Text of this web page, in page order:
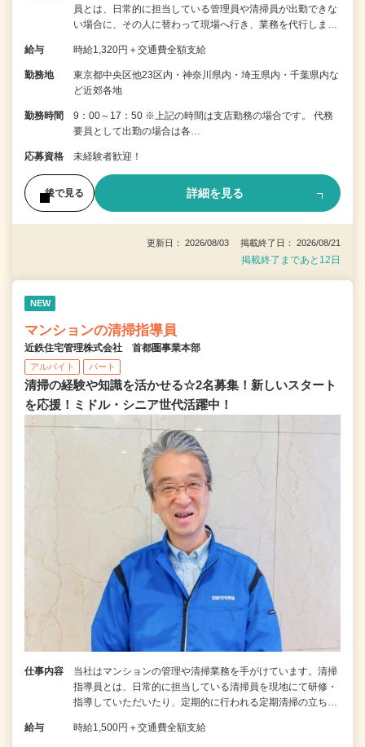
員とは、日常的に担当している管理員や清掃員が出勤できな
い場合に、その人に替わって現場へ行き、業務を代行しま…
給与 時給1,320円＋交通費全額支給
勤務地
東京都中央区他23区内・神奈川県内・埼玉県内・千葉県内な
ど近郊各地
勤務時間
9：00～17：50 ※上記の時間は支店勤務の場合です。 代務
要員として出勤の場合は各…
応募資格 未経験者歓迎！
後で見る 詳細を見る
更新日： 2026/08/03 掲載終了日： 2026/08/21
掲載終了まであと12日
NEW
マンションの清掃指導員
近鉄住宅管理株式会社 首都圏事業本部
アルバイト パート
清掃の経験や知識を活かせる☆2名募集！新しいスタート
を応援！ミドル・シニア世代活躍中！
仕事内容
当社はマンションの管理や清掃業務を手がけています。清掃
指導員とは、日常的に担当している清掃員を現地にて研修・
指導していただいたり、定期的に行われる定期清掃の立ち…
給与 時給1,500円＋交通費全額支給